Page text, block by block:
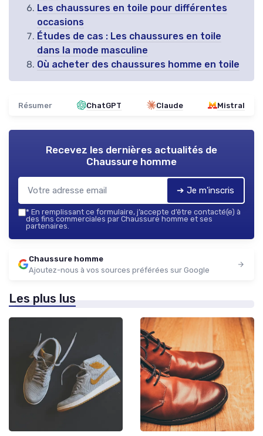
Les chaussures en toile pour différentes
occasions
Études de cas : Les chaussures en toile
dans la mode masculine
Où acheter des chaussures homme en toile
Résumer ChatGPT Claude Mistral
Recevez les dernières actualités de
Chaussure homme
➔ Je m'inscris
* En remplissant ce formulaire, j’accepte d’être contacté(e) à
des fins commerciales par Chaussure homme et ses
partenaires.
Chaussure homme
Ajoutez-nous à vos sources préférées sur Google
Les plus lus